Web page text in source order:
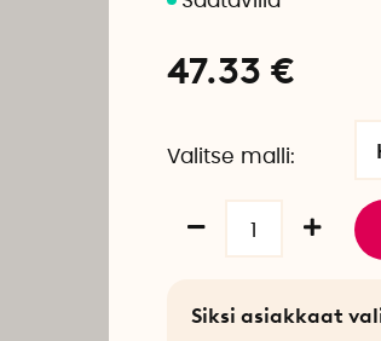
47.33 €
Valitse malli
Siksi asiakkaat